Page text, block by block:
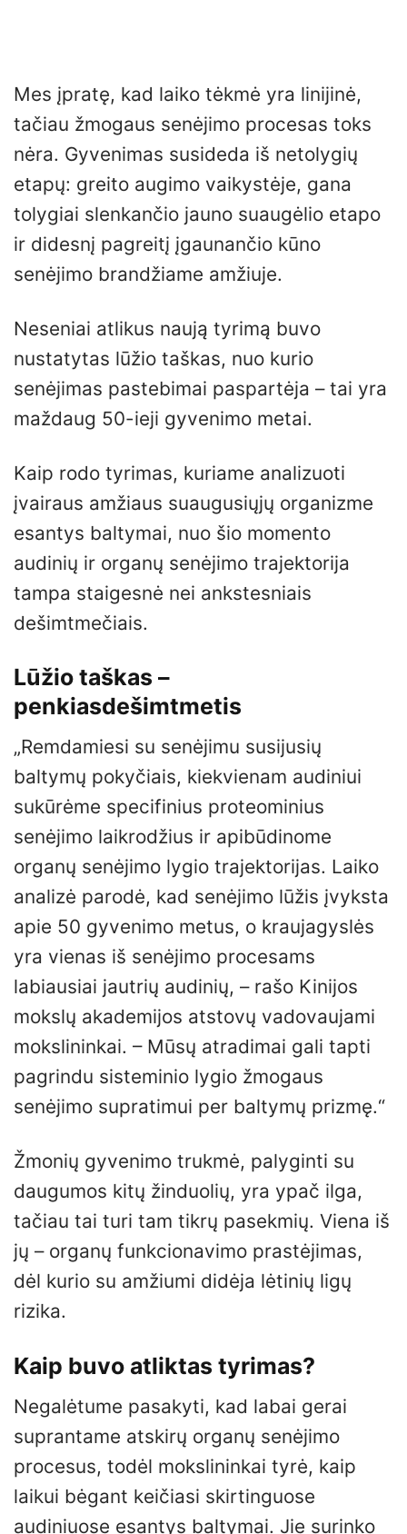
Mes įpratę, kad laiko tėkmė yra linijinė,
tačiau žmogaus senėjimo procesas toks
nėra. Gyvenimas susideda iš netolygių
etapų: greito augimo vaikystėje, gana
tolygiai slenkančio jauno suaugėlio etapo
ir didesnį pagreitį įgaunančio kūno
senėjimo brandžiame amžiuje.
Neseniai atlikus naują tyrimą buvo
nustatytas lūžio taškas, nuo kurio
senėjimas pastebimai paspartėja – tai yra
maždaug 50-ieji gyvenimo metai.
Kaip rodo tyrimas, kuriame analizuoti
įvairaus amžiaus suaugusiųjų organizme
esantys baltymai, nuo šio momento
audinių ir organų senėjimo trajektorija
tampa staigesnė nei ankstesniais
dešimtmečiais.
Lūžio taškas –
penkiasdešimtmetis
„Remdamiesi su senėjimu susijusių
baltymų pokyčiais, kiekvienam audiniui
sukūrėme specifinius proteominius
senėjimo laikrodžius ir apibūdinome
organų senėjimo lygio trajektorijas. Laiko
analizė parodė, kad senėjimo lūžis įvyksta
apie 50 gyvenimo metus, o kraujagyslės
yra vienas iš senėjimo procesams
labiausiai jautrių audinių, – rašo Kinijos
mokslų akademijos atstovų vadovaujami
mokslininkai. – Mūsų atradimai gali tapti
pagrindu sisteminio lygio žmogaus
senėjimo supratimui per baltymų prizmę.“
Žmonių gyvenimo trukmė, palyginti su
daugumos kitų žinduolių, yra ypač ilga,
tačiau tai turi tam tikrų pasekmių. Viena iš
jų – organų funkcionavimo prastėjimas,
dėl kurio su amžiumi didėja lėtinių ligų
rizika.
Kaip buvo atliktas tyrimas?
Negalėtume pasakyti, kad labai gerai
suprantame atskirų organų senėjimo
procesus, todėl mokslininkai tyrė, kaip
laikui bėgant keičiasi skirtinguose
audiniuose esantys baltymai. Jie surinko